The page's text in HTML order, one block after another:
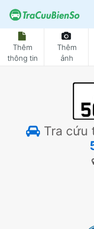
Thêm
thông tin
Thêm
ảnh
Tra cứu